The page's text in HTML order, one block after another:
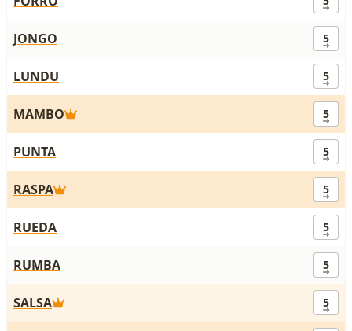
JONGO 5
LUNDU 5
MAMBO 5
PUNTA 5
RASPA 5
RUEDA 5
RUMBA 5
SALSA 5